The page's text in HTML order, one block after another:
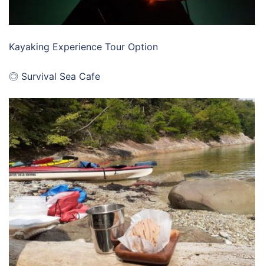
Kayaking Experience Tour Option
◎ Survival Sea Cafe